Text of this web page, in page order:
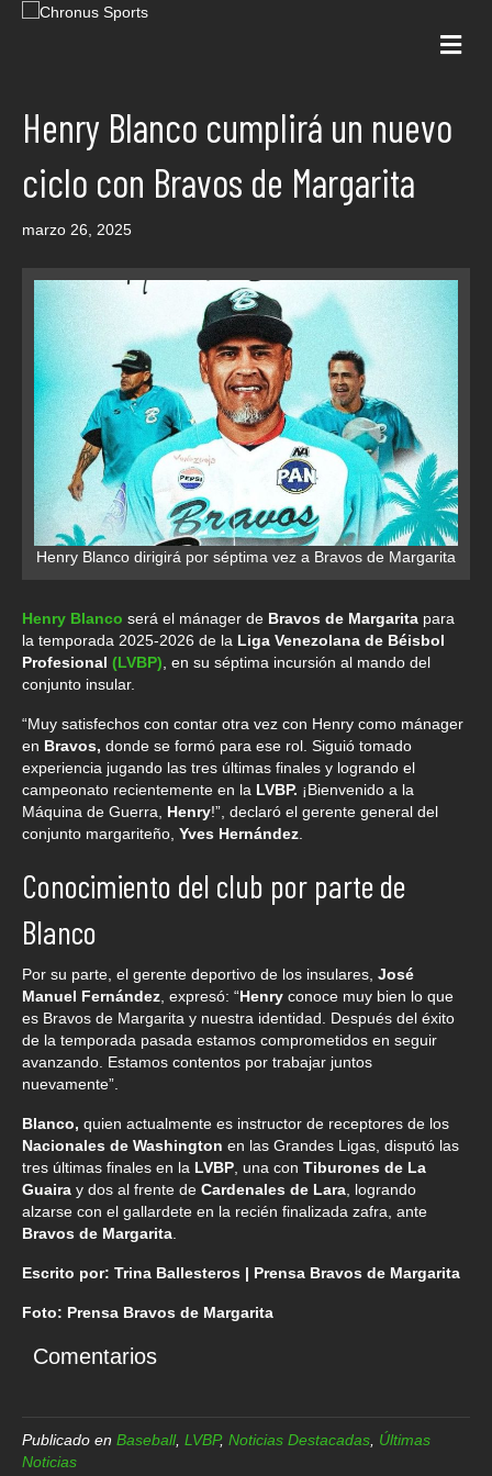
Henry Blanco cumplirá un nuevo
ciclo con Bravos de Margarita
marzo 26, 2025
Henry Blanco dirigirá por séptima vez a Bravos de Margarita
Henry Blanco será el mánager de Bravos de Margarita para
la temporada 2025-2026 de la Liga Venezolana de Béisbol
Profesional (LVBP) , en su séptima incursión al mando del
conjunto insular.
“Muy satisfechos con contar otra vez con Henry como mánager
en Bravos, donde se formó para ese rol. Siguió tomado
experiencia jugando las tres últimas finales y logrando el
campeonato recientemente en la LVBP. ¡Bienvenido a la
Máquina de Guerra,
Henry!”, declaró el gerente general del
conjunto margariteño, Yves Hernández
Conocimiento del club por parte de
Blanco
Por su parte, el gerente deportivo de los insulares, José
Manuel Fernández , expresó: “Henry conoce muy bien lo que
es Bravos de Margarita y nuestra identidad. Después del éxito
de la temporada pasada estamos comprometidos en seguir
avanzando. Estamos contentos por trabajar juntos
nuevamente”.
Blanco, quien actualmente es instructor de receptores de los
Nacionales de Washington en las Grandes Ligas, disputó las
tres últimas finales en la LVBP , una con Tiburones de La
Guaira y dos al frente de Cardenales de Lara , logrando
alzarse con el gallardete en la recién finalizada zafra, ante
Bravos de Margarita
Escrito por: Trina Ballesteros | Prensa Bravos de Margarita
Foto: Prensa Bravos de Margarita
Comentarios
Publicado en Baseball, LVBP, Noticias Destacadas Últimas
Noticias